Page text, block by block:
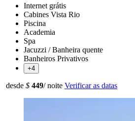
Internet grátis
Cabines Vista Rio
Piscina
Academia
Spa
Jacuzzi / Banheira quente
Banheiros Privativos
+4
desde $ 449/ noite Verificar as datas